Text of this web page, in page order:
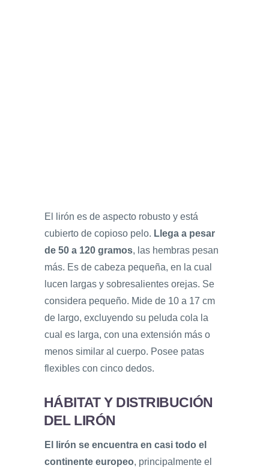
El lirón es de aspecto robusto y está
cubierto de copioso pelo. Llega a pesar
de 50 a 120 gramos, las hembras pesan
más. Es de cabeza pequeña, en la cual
lucen largas y sobresalientes orejas. Se
considera pequeño. Mide de 10 a 17 cm
de largo, excluyendo su peluda cola la
cual es larga, con una extensión más o
menos similar al cuerpo. Posee patas
flexibles con cinco dedos.
HÁBITAT Y DISTRIBUCIÓN
DEL LIRÓN
El lirón se encuentra en casi todo el
continente europeo, principalmente el